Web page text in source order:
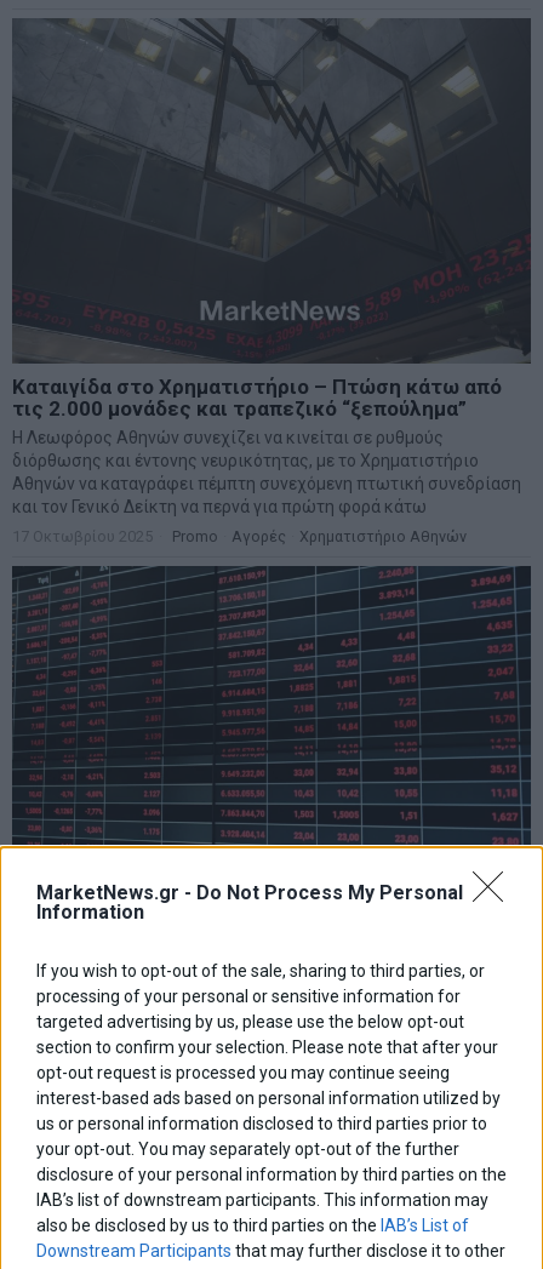
MarketNews.gr - Do Not Process My Personal
Information
If you wish to opt-out of the sale, sharing to third parties, or
processing of your personal or sensitive information for
targeted advertising by us, please use the below opt-out
section to confirm your selection. Please note that after your
opt-out request is processed you may continue seeing
interest-based ads based on personal information utilized by
us or personal information disclosed to third parties prior to
your opt-out. You may separately opt-out of the further
disclosure of your personal information by third parties on the
IAB’s list of downstream participants. This information may
also be disclosed by us to third parties on the IAB’s List of
Downstream Participants that may further disclose it to other
Καταιγίδα στο Χρηματιστήριο – Πτώση κάτω από
τις 2.000 μονάδες και τραπεζικό “ξεπούλημα”
Η Λεωφόρος Αθηνών συνεχίζει να κινείται σε ρυθμούς
διόρθωσης και έντονης νευρικότητας, με το Χρηματιστήριο
Αθηνών να καταγράφει πέμπτη συνεχόμενη πτωτική συνεδρίαση
και τον Γενικό Δείκτη να περνά για πρώτη φορά κάτω
17 Οκτωβρίου 2025 Promo Αγορές Χρηματιστήριο Αθηνών
Τέλος στο ανοδικό σερί του Αυγούστου έδωσε σήμερα η αγορά
της Αθήνας, με τον Γενικό Δείκτη να διορθώνει χαμηλότερα από
τις 2.100 μονάδες. Ειδικότερα, έκλεισε στις 2.092,32 μονάδες με
πτώση -1,59%, κοντά
18 Αυγούστου 2025 Promo · Αγορές · Χρηματιστήριο Αθηνών